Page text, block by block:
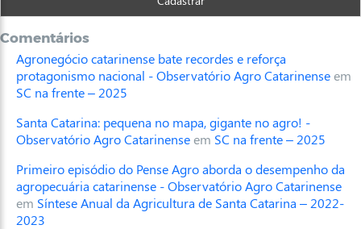
Comentários
Agronegócio catarinense bate recordes e reforça
protagonismo nacional - Observatório Agro Catarinenseem
SC na frente – 2025
Santa Catarina: pequena no mapa, gigante no agro! -
Observatório Agro Catarinenseem SC na frente – 2025
Primeiro episódio do Pense Agro aborda o desempenho da
agropecuária catarinense - Observatório Agro Catarinense
em Síntese Anual da Agricultura de Santa Catarina – 2022-
2023